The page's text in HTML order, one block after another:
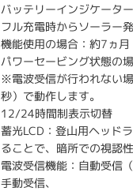
バッテリーインジケータ
フル充電時からソーラー
機能使用の場合：約7ヵ月
パワーセービング状態の
※電波受信が行われない
秒）で動作します。
12/24時間制表示切替
蓄光LCD：登山用ヘッド
ることで、暗所での視認
電波受信機能：自動受信
手動受信、